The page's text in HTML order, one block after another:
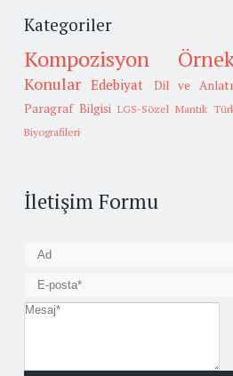
Kategoriler
Kompozisyon
Konular Edebiyat Dil ve
Paragraf Bilgisi LGS-Sözel Mantık
Biyografileri
İletişim Formu